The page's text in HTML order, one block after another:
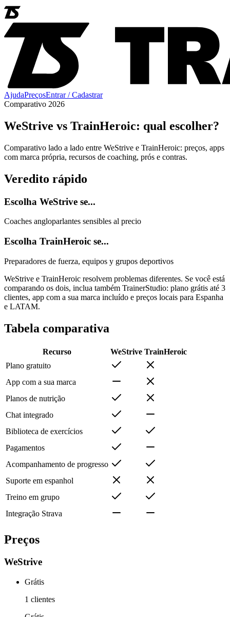
AjudaPreçosEntrar / Cadastrar
Comparativo 2026
WeStrive vs TrainHeroic: qual escolher?
Comparativo lado a lado entre WeStrive e TrainHeroic: preços, apps
com marca própria, recursos de coaching, prós e contras.
Veredito rápido
Escolha WeStrive se...
Coaches angloparlantes sensibles al precio
Escolha TrainHeroic se...
Preparadores de fuerza, equipos y grupos deportivos
WeStrive e TrainHeroic resolvem problemas diferentes. Se você está
comparando os dois, inclua também TrainerStudio: plano grátis até 3
clientes, app com a sua marca incluído e preços locais para Espanha
e LATAM.
Tabela comparativa
Recurso WeStrive TrainHeroic
Plano gratuito
App com a sua marca
Planos de nutrição
Chat integrado
Biblioteca de exercícios
Pagamentos
Acompanhamento de progresso
Suporte em espanhol
Treino em grupo
Integração Strava
Preços
WeStrive
Grátis
1 clientes